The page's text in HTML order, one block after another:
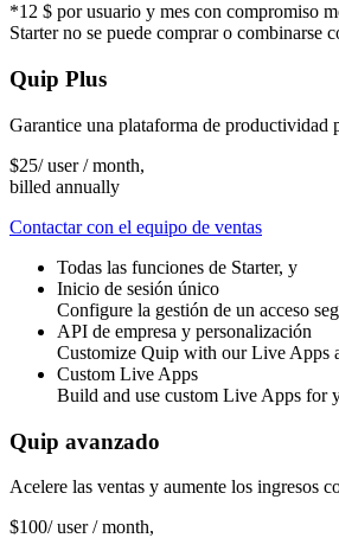
*12 $ por usuario y mes con compromiso
Starter no se puede comprar o combinarse
Quip Plus
Garantice una plataforma de productividad
$25/ user / month,
billed annually
Contactar con el equipo de ventas
Todas las funciones de Starter, y
Inicio de sesión único
Configure la gestión de un acceso
API de empresa y personalización
Customize Quip with our Live Apps
Custom Live Apps
Build and use custom Live Apps for
Quip avanzado
Acelere las ventas y aumente los ingresos
$100/ user / month,